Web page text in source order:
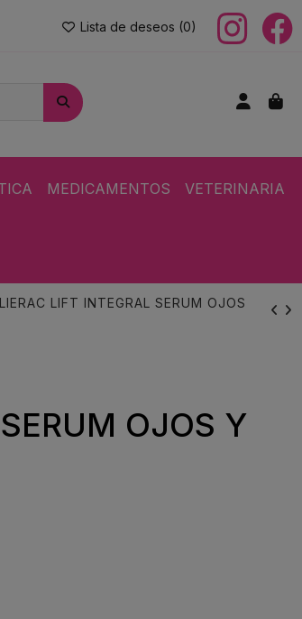
Lista de deseos (0)
MEDICAMENTOS VETERINARIA
LIERAC LIFT INTEGRAL SERUM OJOS
OJOS Y